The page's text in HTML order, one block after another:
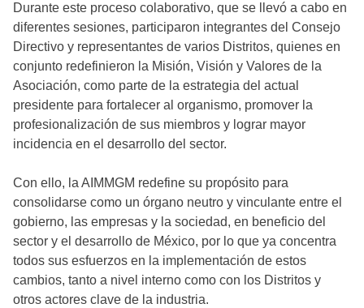
Durante este proceso colaborativo, que se llevó a cabo en
diferentes sesiones, participaron integrantes del Consejo
Directivo y representantes de varios Distritos, quienes en
conjunto redefinieron la Misión, Visión y Valores de la
Asociación, como parte de la estrategia del actual
presidente para fortalecer al organismo, promover la
profesionalización de sus miembros y lograr mayor
incidencia en el desarrollo del sector.
Con ello, la AIMMGM redefine su propósito para
consolidarse como un órgano neutro y vinculante entre el
gobierno, las empresas y la sociedad, en beneficio del
sector y el desarrollo de México, por lo que ya concentra
todos sus esfuerzos en la implementación de estos
cambios, tanto a nivel interno como con los Distritos y
otros actores clave de la industria.